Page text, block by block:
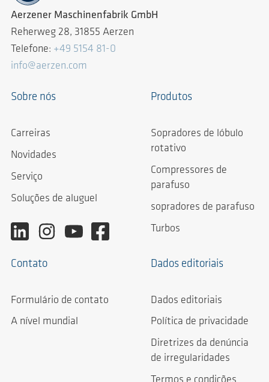
Aerzener Maschinenfabrik GmbH
Reherweg 28, 31855 Aerzen
Telefone: +49 5154 81-0
info@aerzen.com
Sobre nós
Carreiras
Novidades
Serviço
Soluções de aluguel
Produtos
Sopradores de lóbulo
rotativo
Compressores de
parafuso
sopradores de parafuso
Turbos
Contato
Formulário de contato
A nível mundial
Dados editoriais
Dados editoriais
Política de privacidade
Diretrizes da denúncia
de irregularidades